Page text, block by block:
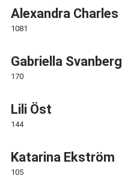
Alexandra Charles
1081
Gabriella Svanberg
170
Lili Öst
144
Katarina Ekström
105